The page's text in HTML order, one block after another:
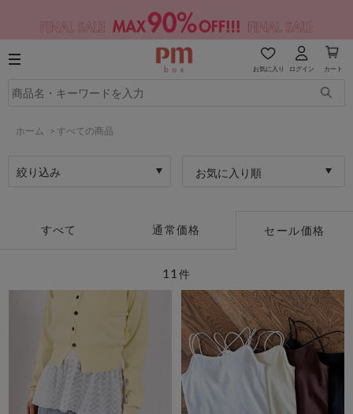
お気に入り ログイン カート
ホーム > すべての商品
絞り込み お気に入り順
すべて 通常価格 セール価格
11 件